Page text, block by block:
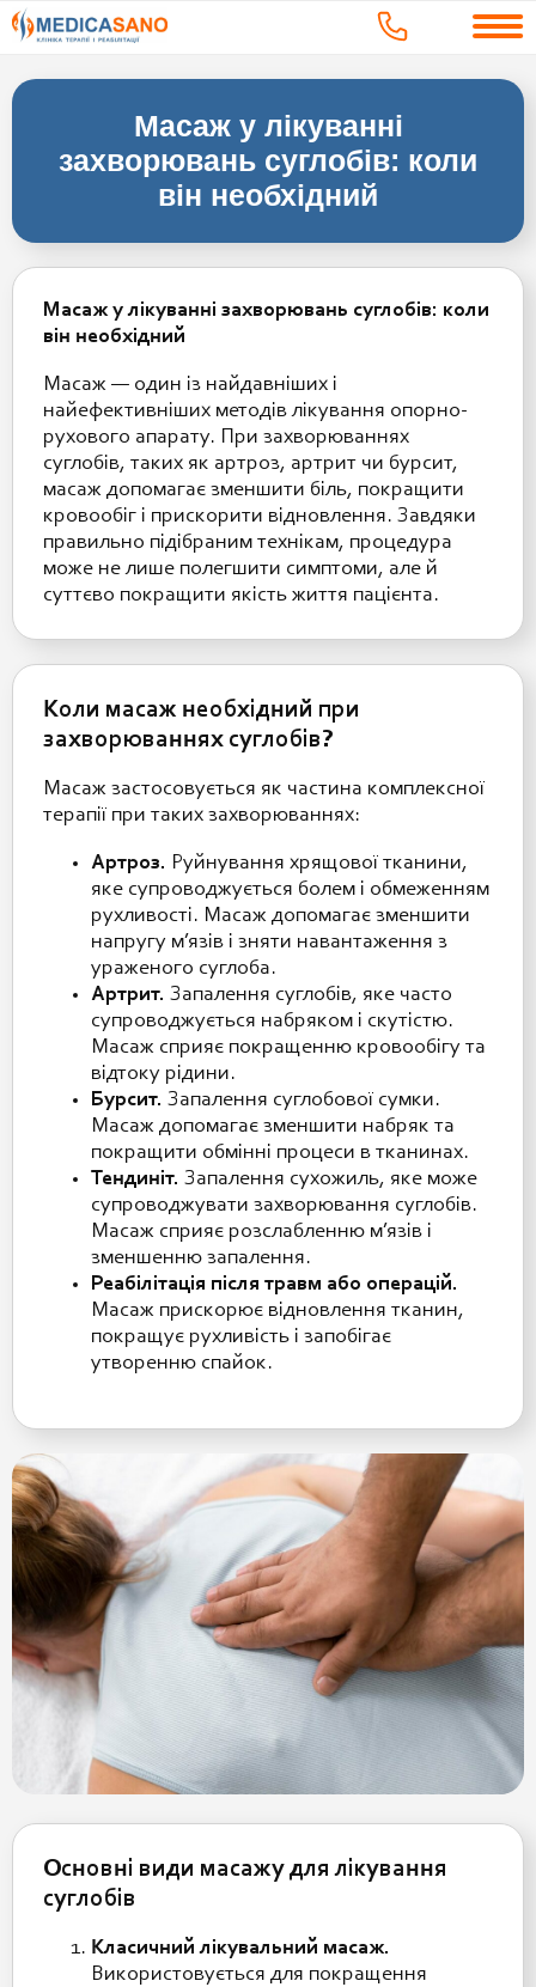
Масаж у лікуванні
захворювань суглобів: коли
він необхідний
Масаж у лікуванні захворювань суглобів: коли
він необхідний
Масаж — один із найдавніших і
найефективніших методів лікування опорно-
рухового апарату. При захворюваннях
суглобів, таких як артроз, артрит чи бурсит,
масаж допомагає зменшити біль, покращити
кровообіг і прискорити відновлення. Завдяки
правильно підібраним технікам, процедура
може не лише полегшити симптоми, але й
суттєво покращити якість життя пацієнта.
Коли масаж необхідний при
захворюваннях суглобів?
Масаж застосовується як частина комплексної
терапії при таких захворюваннях:
Артроз. Руйнування хрящової тканини,
яке супроводжується болем і обмеженням
рухливості. Масаж допомагає зменшити
напругу м’язів і зняти навантаження з
ураженого суглоба.
Артрит. Запалення суглобів, яке часто
супроводжується набряком і скутістю.
Масаж сприяє покращенню кровообігу та
відтоку рідини.
Бурсит. Запалення суглобової сумки.
Масаж допомагає зменшити набряк та
покращити обмінні процеси в тканинах.
Тендиніт. Запалення сухожиль, яке може
супроводжувати захворювання суглобів.
Масаж сприяє розслабленню м’язів і
зменшенню запалення.
Реабілітація після травм або операцій.
Масаж прискорює відновлення тканин,
покращує рухливість і запобігає
утворенню спайок.
Основні види масажу для лікування
суглобів
Класичний лікувальний масаж.
Використовується для покращення